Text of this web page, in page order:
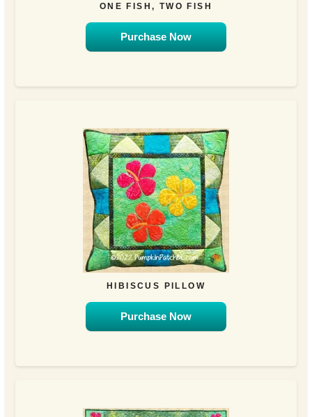
ONE FISH, TWO FISH
Purchase Now
HIBISCUS PILLOW
Purchase Now